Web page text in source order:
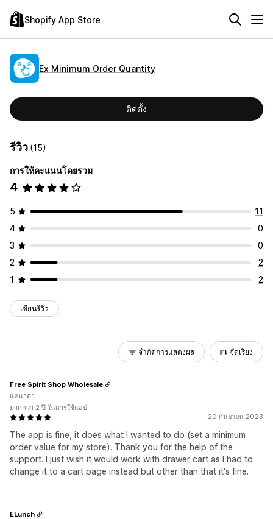
Shopify App Store
Ex Minimum Order Quantity
ติดตั้ง
รีวิว (15)
การให้คะแนนโดยรวม
4
5
11
4
0
3
0
2
2
1
2
เขียนรีวิว
จำกัดการแสดงผล จัดเรียง
20 กันยายน 2023
The app is fine, it does what I wanted to do (set a minimum
order value for my store). Thank you for the help of the
support. I just wish it would work with drawer cart as I had to
change it to a cart page instead but other than that it's fine.
Free Spirit Shop Wholesale
แคนาดา
มากกว่า 2 ปี ในการใช้แอป
ELunch